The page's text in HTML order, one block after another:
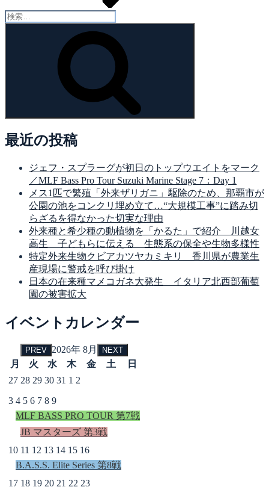
検
最近の投稿
ジェフ・スプラーグが初日のトップウエイトをマーク
／MLF Bass Pro Tour Suzuki Marine Stage 7：Day 1
メス1匹で繁殖「外来ザリガニ」駆除のため、那覇市が
公園の池をコンクリ埋め立て…“大規模工事”に踏み切
らざるを得なかった切実な理由
外来種と希少種の動植物を「かるた」で紹介 川越女
高生 子どもらに伝える 生態系の保全や生物多様性
特定外来生物クビアカツヤカミキリ 香川県が農業生
産現場に警戒を呼び掛け
日本の在来種マメコガネ大発生 イタリア北西部葡萄
園の被害拡大
イベントカレンダー
PREV 2026年 8月 NEXT
月 火 水 木 金 土
日
27 28 29 30 31 1 2
3 4 5 6 7 8 9
MLF BASS PRO TOUR 第7戦
JB マスターズ 第3戦
10 11 12 13 14 15 16
B.A.S.S. Elite Series 第8戦
17 18 19 20 21 22 23